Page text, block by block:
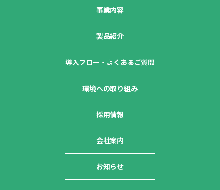
事業内容
製品紹介
導入フロー・よくあるご質問
環境への取り組み
採用情報
会社案内
お知らせ